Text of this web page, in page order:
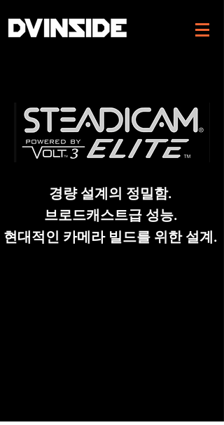
경량 설계의 정밀함.
브로드캐스트급 성능.
현대적인 카메라 빌드를 위한 설계.